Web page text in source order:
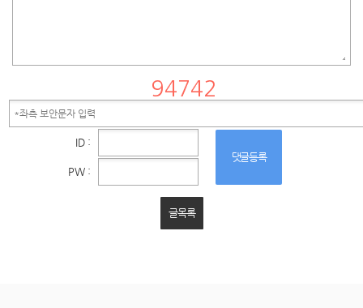
ID :
PW :
댓글등록
글목록